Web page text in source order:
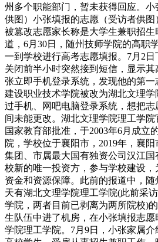
州多个职能部门，暂未获得回应。
供图）小张填报的志愿（受访者供
被篡改志愿家长称是大学生兼职招
道，6月30日，随州技师学院的高职
一到学校进行高考志愿填报。7月2日
关闭前半小时突然接到短信，显示
张立即手机登录系统，发现他的第
建设职业技术学院被改为湖北文理
过手机、网吧电脑登录系统，想把
间未能更改。湖北文理学院理工学
国家教育部批准，于2003年6月成立
院，学校位于襄阳市，2019年，襄
集团、市属最大国有独资公司汉江
校新的唯一投资方，参与学校建设
资金和资源保障。此前的报道中，
天有湖北文理学院理工学院(此前采
学院，两者目前已剥离为两所院校)
生队伍中进了机房，在小张填报志
学院理工学院。7月9日，小张家属